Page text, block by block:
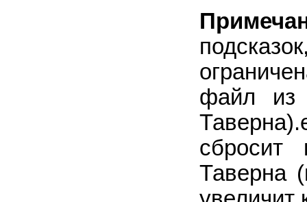
файл из
сбросит
Таверна